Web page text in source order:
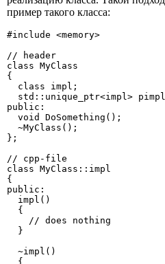
пример такого класса:
#include <memory>
// header
class MyClass
{
  class impl;
std::unique_ptr<impl>
public:
  void DoSomething();
  ~MyClass();
};
// cpp-file
class MyClass::impl
{
public:
  impl()
  {
    // does nothing
  }
  ~impl()
  {